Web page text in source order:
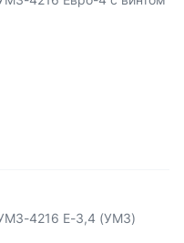
4216 Е-3,4 (УМЗ)